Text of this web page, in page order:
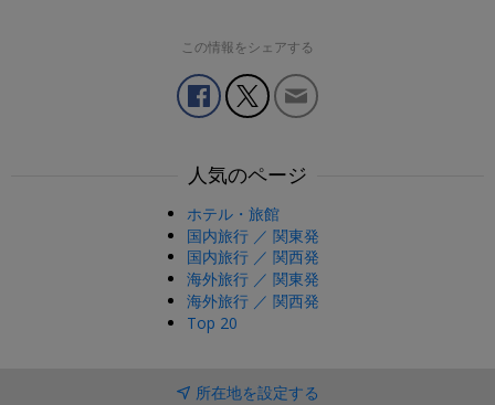
この情報をシェアする
人気のページ
ホテル・旅館
国内旅行 ／ 関東発
国内旅行 ／ 関西発
海外旅行 ／ 関東発
海外旅行 ／ 関西発
Top 20
所在地を設定する